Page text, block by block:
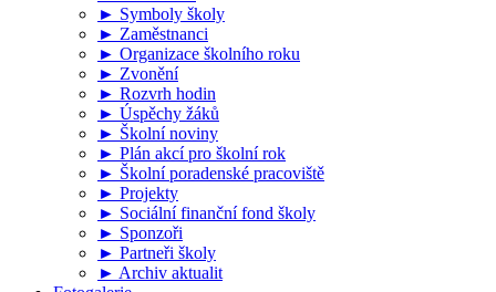
► Symboly školy
► Zaměstnanci
► Organizace školního roku
► Zvonění
► Rozvrh hodin
► Úspěchy žáků
► Školní noviny
► Plán akcí pro školní rok
► Školní poradenské pracoviště
► Projekty
► Sociální finanční fond školy
► Sponzoři
► Partneři školy
► Archiv aktualit